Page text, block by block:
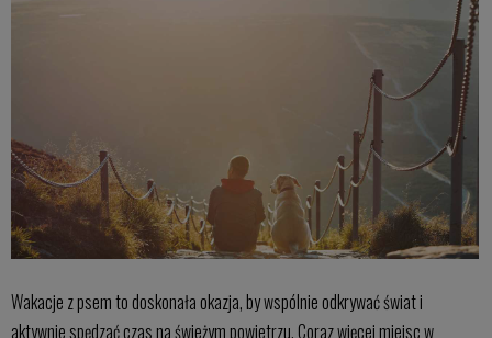
Wakacje z psem to doskonała okazja, by wspólnie odkrywać świat i
aktywnie spędzać czas na świeżym powietrzu. Coraz więcej miejsc w